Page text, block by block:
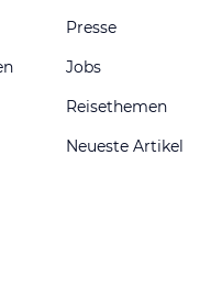
Presse
Jobs
Reisethemen
Neueste Artikel